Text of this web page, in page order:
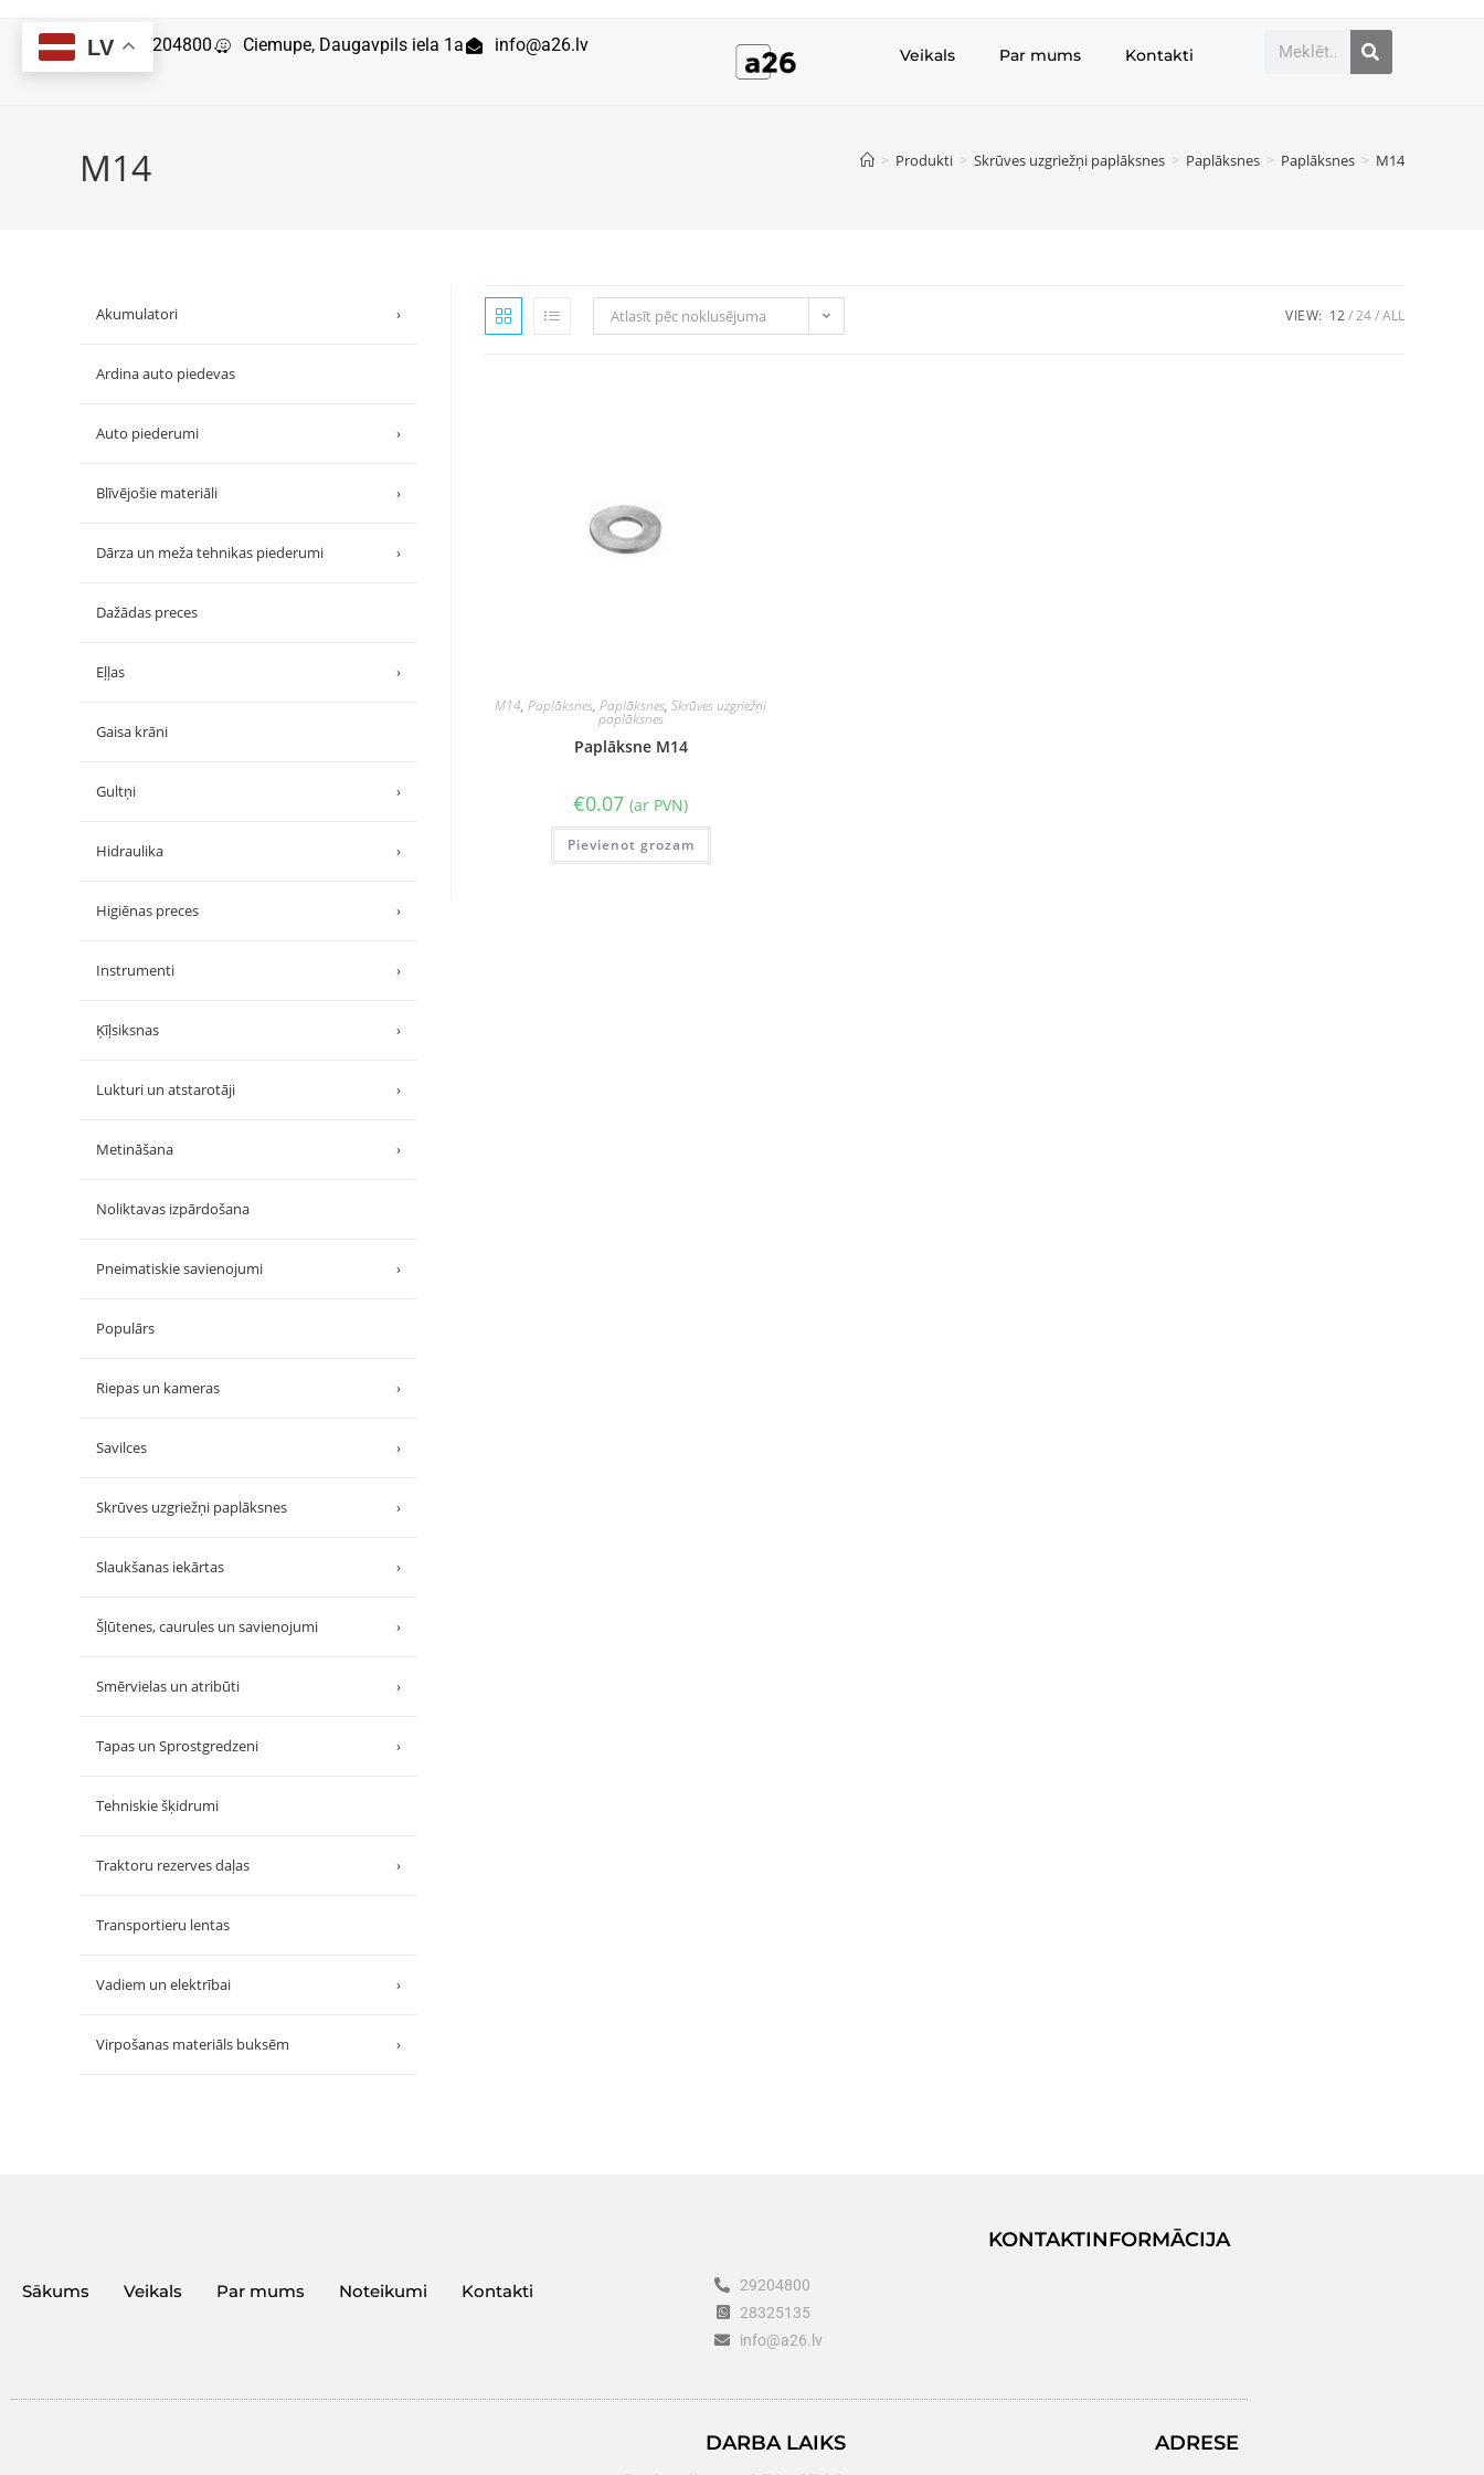
29204800 Ciemupe, Daugavpils iela 1a info@a26.lv Veikals Par mums Kontakti
M14 > Produkti > Skrūves uzgriežņi paplāksnes > Paplāksnes > Paplāksnes > M14
Atlasīt pēc noklusējuma VIEW: 12 24 ALL
M14,Paplāksnes,Paplāksnes,Skrūves uzgriežņi
paplāksnes
Paplāksne M14
€0.07 (ar PVN)
Pievienot grozam
Akumulatori ›
Ardina auto piedevas
Auto piederumi ›
Blīvējošie materiāli ›
Dārza un meža tehnikas piederumi ›
Dažādas preces
Eļļas ›
Gaisa krāni
Gultņi ›
Hidraulika ›
Higiēnas preces ›
Instrumenti ›
Ķīļsiksnas ›
Lukturi un atstarotāji ›
Metināšana ›
Noliktavas izpārdošana
Pneimatiskie savienojumi ›
Populārs
Riepas un kameras ›
Savilces ›
Skrūves uzgriežņi paplāksnes ›
Slaukšanas iekārtas ›
Šļūtenes, caurules un savienojumi ›
Smērvielas un atribūti ›
Tapas un Sprostgredzeni ›
Tehniskie šķidrumi
Traktoru rezerves daļas ›
Transportieru lentas
Vadiem un elektrībai ›
Virpošanas materiāls buksēm ›
Sākums Veikals Par mums Noteikumi Kontakti
KONTAKTINFORMĀCIJA
29204800
28325135
info@a26.lv
DARBA LAIKS ADRESE
LV